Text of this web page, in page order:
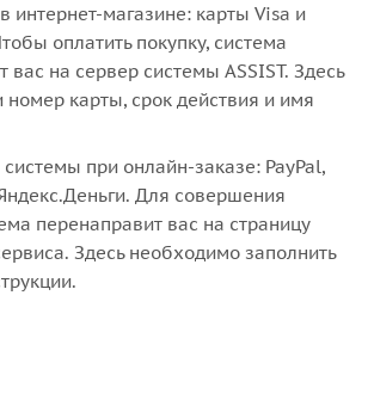
интернет-магазине: карты Visa и
оплатить покупку, система
вас на сервер системы ASSIST. Здесь
номер карты, срок действия и имя
при онлайн-заказе: PayPal,
Для совершения
перенаправит вас на страницу
Здесь необходимо заполнить